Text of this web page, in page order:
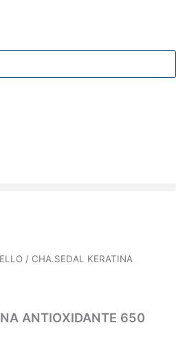
/ CHA.SEDAL KERATINA
ANTIOXIDANTE 650